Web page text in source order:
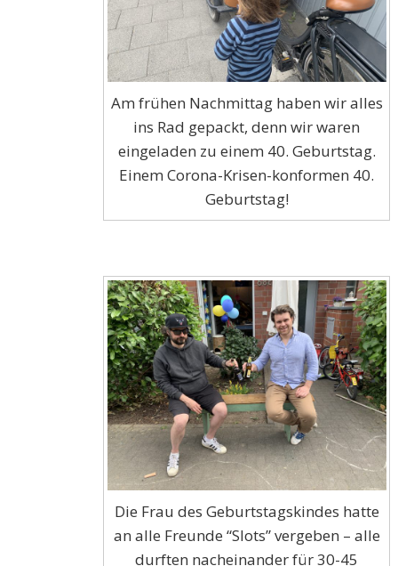
Am frühen Nachmittag haben wir alles
ins Rad gepackt, denn wir waren
eingeladen zu einem 40. Geburtstag.
Einem Corona-Krisen-konformen 40.
Geburtstag!
Die Frau des Geburtstagskindes hatte
an alle Freunde “Slots” vergeben – alle
durften nacheinander für 30-45